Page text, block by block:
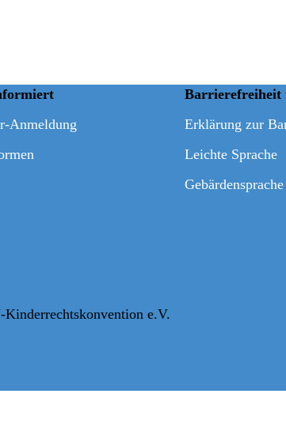
Anmeldung
Barrierefreiheit
Erklärung zur
Leichte Sprache
Gebärdensprache
e.V.